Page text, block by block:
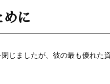
めに
じましたが、彼の最も優れた